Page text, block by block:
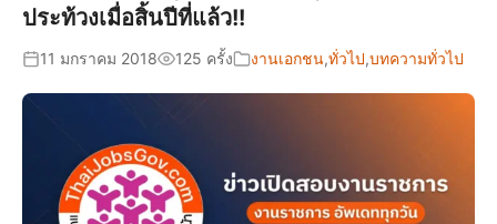
ประท้วงเมื่อสิ้นปีที่แล้ว!!
11 มกราคม 2018 125 ครั้ง งานเอกชน,ทั่วไป,บทความทั่วไป